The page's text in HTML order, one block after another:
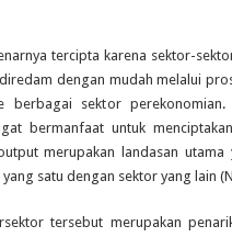
tercipta karena sektor-
dengan mudah melalui
sektor perekonomian.
bermanfaat untuk
merupakan landasan
satu dengan sektor yang lain
tersebut merupakan